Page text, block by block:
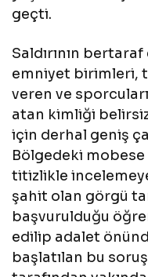
geçti.
Saldırının
emniyet birimleri,
veren ve
atan kimliği belirsiz
için derhal geniş
Bölgedeki mobese
titizlikle incelemeye
şahit olan görgü
başvurulduğu
edilip adalet
başlatılan bu